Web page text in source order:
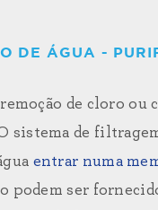
DE ÁGUA -
de cloro ou
sistema de
entrar numa
podem ser